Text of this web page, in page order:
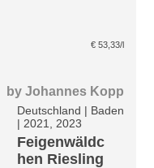
€ 53,33/l
byJohannes Kopp
Deutschland | Baden
| 2021, 2023
Feigenwäldc
hen Riesling